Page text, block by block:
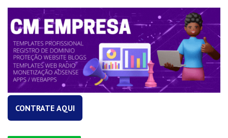
CONTRATE AQUI